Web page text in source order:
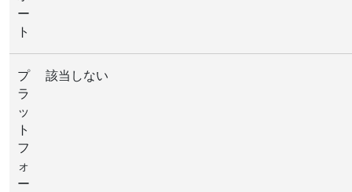
ー
ト
プ
ラ
ッ
ト
フ
ォ
ー
該当しない